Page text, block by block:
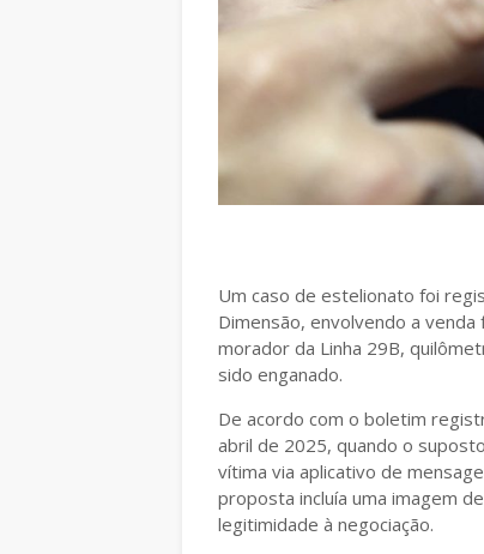
Um caso de estelionato foi
Dimensão, envolvendo a
morador da Linha 29B,
sido enganado.
De acordo com o boletim
abril de 2025, quando o
vítima via aplicativo de
proposta incluía uma imagem
legitimidade à negociação.